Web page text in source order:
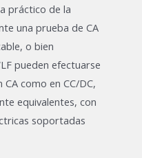
práctico de la
una prueba de CA
o bien
pueden efectuarse
como en CC/DC,
equivalentes, con
soportadas